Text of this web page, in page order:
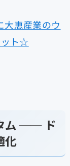
大恵産業のウ
ット☆
ム ── ド
化